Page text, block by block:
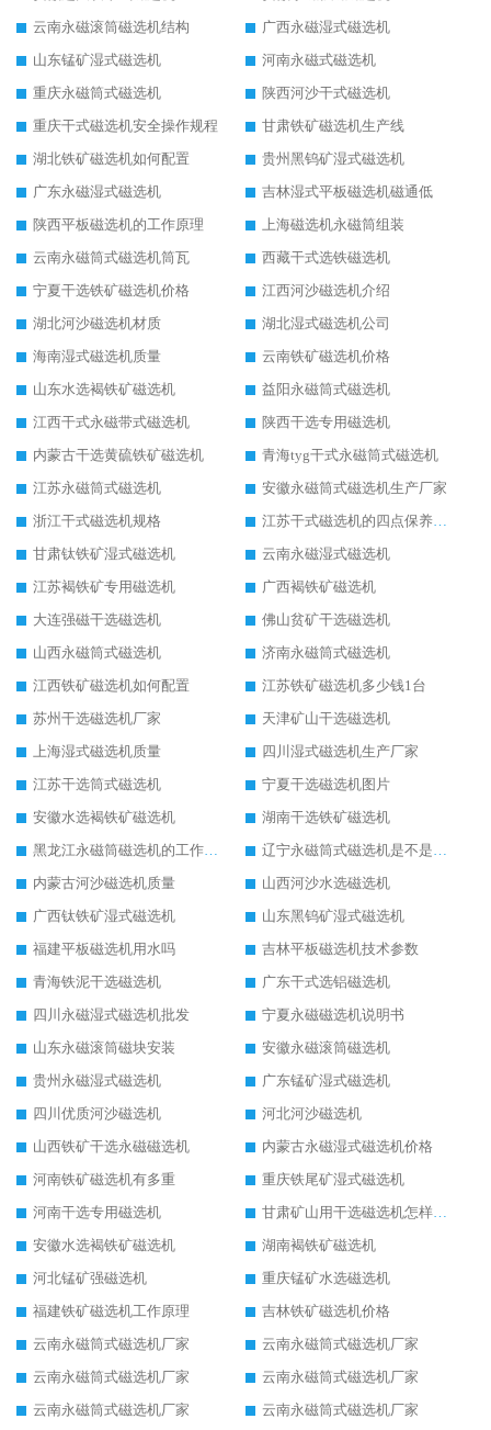
云南永磁滚筒磁选机结构
广西永磁湿式磁选机
山东锰矿湿式磁选机
河南永磁式磁选机
重庆永磁筒式磁选机
陕西河沙干式磁选机
重庆干式磁选机安全操作规程
甘肃铁矿磁选机生产线
湖北铁矿磁选机如何配置
贵州黑钨矿湿式磁选机
广东永磁湿式磁选机
吉林湿式平板磁选机磁通低
陕西平板磁选机的工作原理
上海磁选机永磁筒组装
云南永磁筒式磁选机筒瓦
西藏干式选铁磁选机
宁夏干选铁矿磁选机价格
江西河沙磁选机介绍
湖北河沙磁选机材质
湖北湿式磁选机公司
海南湿式磁选机质量
云南铁矿磁选机价格
山东水选褐铁矿磁选机
益阳永磁筒式磁选机
江西干式永磁带式磁选机
陕西干选专用磁选机
内蒙古干选黄硫铁矿磁选机
青海tyg干式永磁筒式磁选机
江苏永磁筒式磁选机
安徽永磁筒式磁选机生产厂家
浙江干式磁选机规格
江苏干式磁选机的四点保养秘籍
甘肃钛铁矿湿式磁选机
云南永磁湿式磁选机
江苏褐铁矿专用磁选机
广西褐铁矿磁选机
大连强磁干选磁选机
佛山贫矿干选磁选机
山西永磁筒式磁选机
济南永磁筒式磁选机
江西铁矿磁选机如何配置
江苏铁矿磁选机多少钱1台
苏州干选磁选机厂家
天津矿山干选磁选机
上海湿式磁选机质量
四川湿式磁选机生产厂家
江苏干选筒式磁选机
宁夏干选磁选机图片
安徽水选褐铁矿磁选机
湖南干选铁矿磁选机
黑龙江永磁筒磁选机的工作原理
辽宁永磁筒式磁选机是不是强磁
内蒙古河沙磁选机质量
山西河沙水选磁选机
广西钛铁矿湿式磁选机
山东黑钨矿湿式磁选机
福建平板磁选机用水吗
吉林平板磁选机技术参数
青海铁泥干选磁选机
广东干式选铝磁选机
四川永磁湿式磁选机批发
宁夏永磁磁选机说明书
山东永磁滚筒磁块安装
安徽永磁滚筒磁选机
贵州永磁湿式磁选机
广东锰矿湿式磁选机
四川优质河沙磁选机
河北河沙磁选机
山西铁矿干选永磁磁选机
内蒙古永磁湿式磁选机价格
河南铁矿磁选机有多重
重庆铁尾矿湿式磁选机
河南干选专用磁选机
甘肃矿山用干选磁选机怎样调磁
安徽水选褐铁矿磁选机
湖南褐铁矿磁选机
河北锰矿强磁选机
重庆锰矿水选磁选机
福建铁矿磁选机工作原理
吉林铁矿磁选机价格
云南永磁筒式磁选机厂家
云南永磁筒式磁选机厂家
云南永磁筒式磁选机厂家
云南永磁筒式磁选机厂家
云南永磁筒式磁选机厂家
云南永磁筒式磁选机厂家